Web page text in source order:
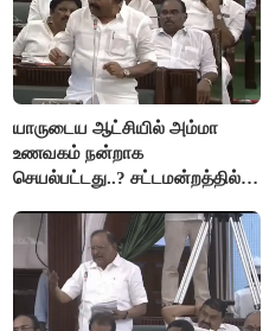
யாருடைய ஆட்சியில் அம்மா
உணவகம் நன்றாக
செயல்பட்டது..? சட்டமன்றத்தில்